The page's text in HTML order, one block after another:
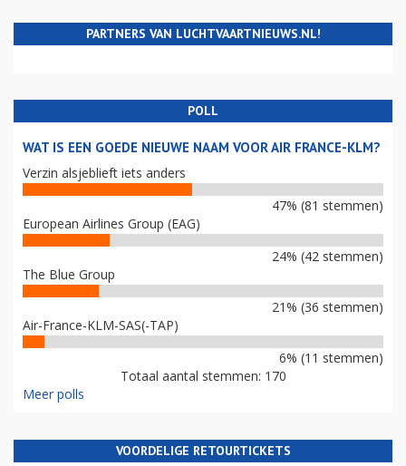
PARTNERS VAN LUCHTVAARTNIEUWS.NL!
POLL
WAT IS EEN GOEDE NIEUWE NAAM VOOR AIR FRANCE-KLM?
Verzin alsjeblieft iets anders
47% (81 stemmen)
European Airlines Group (EAG)
24% (42 stemmen)
The Blue Group
21% (36 stemmen)
Air-France-KLM-SAS(-TAP)
6% (11 stemmen)
Totaal aantal stemmen: 170
Meer polls
VOORDELIGE RETOURTICKETS